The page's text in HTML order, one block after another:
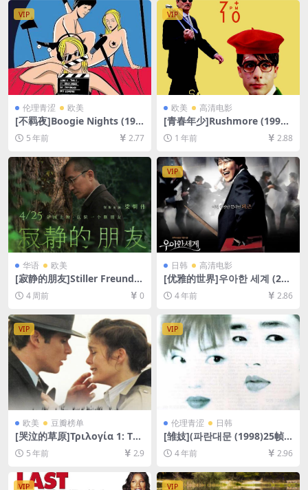
4/6.6GB][中英字幕]
4/9GB][中英字幕]
VIP
伦理青涩 欧美
[不羁夜]Boogie Nights (199
7)[百度网盘+迅雷云盘资源10
80P超清未删减][MP4/9.0GB]
[中英字幕]
5 年前 2.77
VIP
欧美 高清电影
[青春年少]Rushmore (1998)
[百度网盘+夸克网盘1080P超
清未删减资源][网盘在线播放/
下载][MP4/6.5GB][中英字幕]
1 年前 2.88
华语 欧美
[寂静的朋友]Stiller Freund
(2025)[百度网盘+夸克网盘10
80P超清未删减资源][网盘在
线播放/下载][MP4/9.8GB][中
文字幕]
4 周前 0
VIP
日韩 高清电影
[优雅的世界]우아한 세계 (200
7)[百度网盘+迅雷云盘资源10
80P超清未删减][MP4/6.2GB]
[韩语中字]
4 年前 2.86
VIP
欧美 豆瓣榜单
[哭泣的草原]Τριλογία 1: Το
Λιβάδι που δακρύζει (200
4)[百度网盘+迅雷云盘资源10
[中文字幕]
5 年前 2.9
VIP
伦理青涩 日韩
[雏妓](파란대문 (1998)25帧1
01分钟，与105分钟版本内容
一致[百度网盘+迅雷云盘资源
6GB][韩语中字]【视频文件
4 年前 2.96
VIP VIP